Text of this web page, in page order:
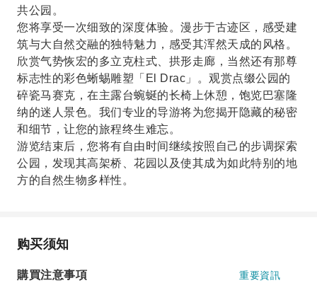
共公园。
您将享受一次细致的深度体验。漫步于古迹区，感受建
筑与大自然交融的独特魅力，感受其浑然天成的风格。
欣赏气势恢宏的多立克柱式、拱形走廊，当然还有那尊
标志性的彩色蜥蜴雕塑「El Drac」。观赏点缀公园的
碎瓷马赛克，在主露台蜿蜒的长椅上休憩，饱览巴塞隆
纳的迷人景色。我们专业的导游将为您揭开隐藏的秘密
和细节，让您的旅程终生难忘。
游览结束后，您将有自由时间继续按照自己的步调探索
公园，发现其高架桥、花园以及使其成为如此特别的地
方的自然生物多样性。
购买须知
購買注意事項 重要資訊